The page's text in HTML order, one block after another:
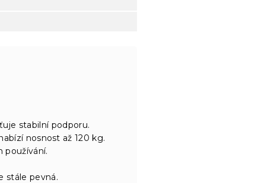
stabilní podporu.
nosnost až 120 kg.
používání.
stále pevná.